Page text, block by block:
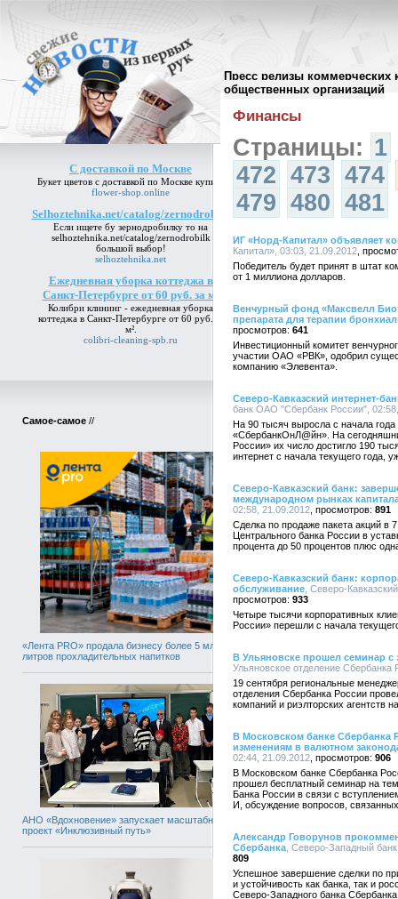
Пресс релизы коммерческих
общественных организаций
С доставкой по Москве
Букет цветов с доставкой по Москвекупить
flower-shop.online
Selhoztehnika.net/catalog/zernodrobilk
Если ищете бу зернодробилку то на
selhoztehnika.net/catalog/zernodrobilk
большой выбор!
selhoztehnika.net
Ежедневная уборка коттеджа в
Санкт-Петербурге от 60 руб. за м²
Колибри клининг - ежедневная уборка
коттеджа в Санкт-Петербурге от 60 руб. за
м².
colibri-cleaning-spb.ru
Самое-самое //
«Лента PRO» продала бизнесу более 5 млн
литров прохладительных напитков
АНО «Вдохновение» запускает масштабный
проект «Инклюзивный путь»
Архив пресс-релизов//
Финансы
Страницы: 1
472 473 474
479 480 481
ИГ «Норд-Капитал» объявляет
Капитал», 03:03, 21.09.2012
Победитель будет принят в штат
от 1 миллиона долларов.
Венчурный фонд «Максвелл
препарата для терапии
641
Инвестиционный комитет
участии ОАО «РВК», одобрил
компанию «Элевента».
Северо-Кавказский интернет-
банк ОАО "Сбербанк России",
На 90 тысяч выросла с начала
«СбербанкОнЛ@йн». На
России» их число достигло 190
интернет с начала текущего года,
Северо-Кавказский банк:
международном рынках
02:58, 21.09.2012
891
Сделка по продаже пакета акций в
Центрального банка России в
процента до 50 процентов плюс
Северо-Кавказский банк:
обслуживание , Северо-
933
Четыре тысячи корпоративных
России» перешли с начала
В Ульяновске прошел семинар с
Ульяновское отделение Сбербанка
19 сентября региональные
отделения Сбербанка России
компаний и риэлторских агентств
В Московском банке Сбербанка
изменениям в валютном
02:44, 21.09.2012
906
В Московском банке Сбербанка
прошел бесплатный семинар на
Банка России в связи с
И, обсуждение вопросов,
Александр Говорунов
Сбербанка , Северо-Западный
809
Успешное завершение сделки по
и устойчивость как банка, так и
Северо-Западного банка